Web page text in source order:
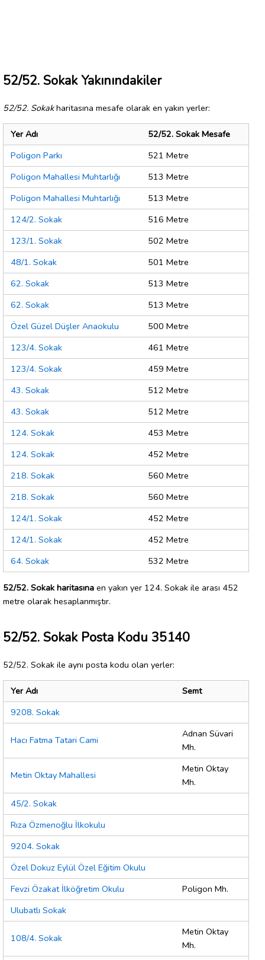
52/52. Sokak Yakınındakiler
52/52. Sokakharitasına mesafe olarak en yakın yerler:
Yer Adı
52/52. Sokak Mesafe
Poligon Parkı
521 Metre
Poligon Mahallesi Muhtarlığı
513 Metre
Poligon Mahallesi Muhtarlığı
513 Metre
124/2. Sokak
516 Metre
123/1. Sokak
502 Metre
48/1. Sokak
501 Metre
62. Sokak
513 Metre
62. Sokak
513 Metre
Özel Güzel Düşler Anaokulu
500 Metre
123/4. Sokak
461 Metre
123/4. Sokak
459 Metre
43. Sokak
512 Metre
43. Sokak
512 Metre
124. Sokak
453 Metre
124. Sokak
452 Metre
218. Sokak
560 Metre
218. Sokak
560 Metre
124/1. Sokak
452 Metre
124/1. Sokak
452 Metre
64. Sokak
532 Metre
52/52. Sokak haritasına en yakın yer 124. Sokak ile arası 452
metre olarak hesaplanmıştır.
52/52. Sokak Posta Kodu 35140
52/52. Sokak ile aynı posta kodu olan yerler:
Yer Adı
Semt
9208. Sokak
Hacı Fatma Tatari Cami
Adnan Süvari
Mh.
Metin Oktay Mahallesi
Metin Oktay
Mh.
45/2. Sokak
Rıza Özmenoğlu İlkokulu
9204. Sokak
Özel Dokuz Eylül Özel Eğitim Okulu
Fevzi Özakat İlköğretim Okulu
Poligon Mh.
Ulubatlı Sokak
108/4. Sokak
Metin Oktay
Mh.